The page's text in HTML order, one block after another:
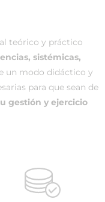
teórico y práctico
sistémicas,
un modo didáctico y
para que sean de
gestión y ejercicio